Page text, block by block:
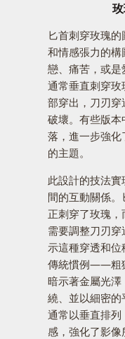
匕首刺穿玫瑰
和情感張力的
戀、痛苦，或
通常垂直刺穿
部穿出，刀刃
破壞。有些版
落，進一步強
的主題。
此設計的技法
間的互動關係
正刺穿了玫瑰
需要調整刀刃
示這種穿透和
傳統慣例——粗
暗示著金屬光
繞、並以細密
通常以垂直排
感，強化了影像